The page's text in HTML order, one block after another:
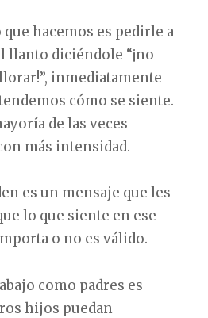
hacemos es pedirle a
llanto diciéndole “¡no
inmediatamente
cómo se siente.
de las veces
más intensidad.
es un mensaje que les
lo que siente en ese
o no es válido.
como padres es
hijos puedan